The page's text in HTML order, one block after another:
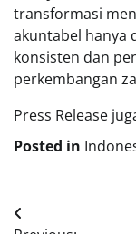
transformasi
akuntabel hanya
konsisten dan
perkembangan
Press Release
Posted in
Post